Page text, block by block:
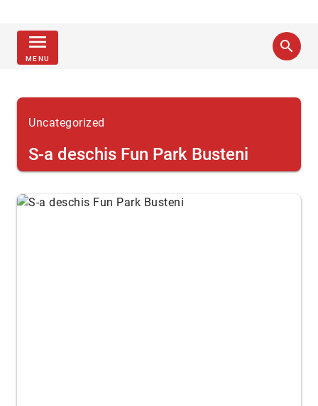
menu
MENU
search
Uncategorized
S-a deschis Fun Park Busteni